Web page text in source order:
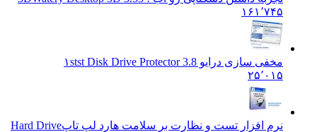
۱۶۱٬۷۴۵
مخفی سازی درایو ۱st st Disk Drive Protector 3.8
۲۵٬۰۱۵
نرم افزار تست و نظارت بر سلامت هارد لپ تاپHard Drive